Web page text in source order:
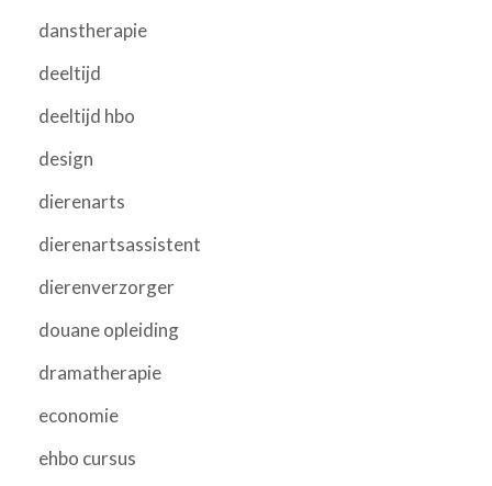
danstherapie
deeltijd
deeltijd hbo
design
dierenarts
dierenartsassistent
dierenverzorger
douane opleiding
dramatherapie
economie
ehbo cursus